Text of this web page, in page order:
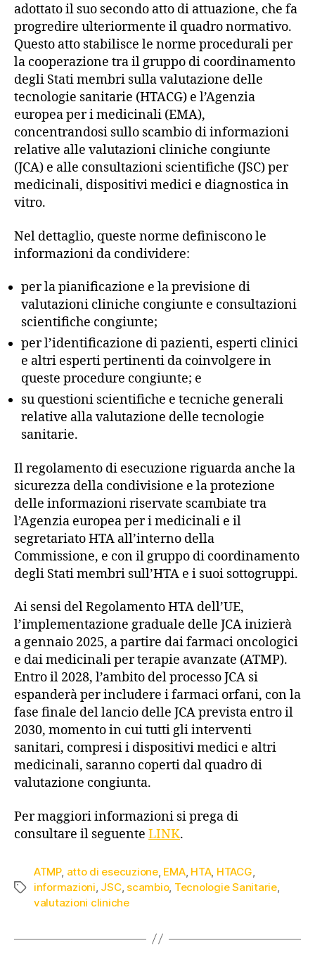
adottato il suo secondo atto di attuazione, che fa
progredire ulteriormente il quadro normativo.
Questo atto stabilisce le norme procedurali per
la cooperazione tra il gruppo di coordinamento
degli Stati membri sulla valutazione delle
tecnologie sanitarie (HTACG) e l’Agenzia
europea per i medicinali (EMA),
concentrandosi sullo scambio di informazioni
relative alle valutazioni cliniche congiunte
(JCA) e alle consultazioni scientifiche (JSC) per
medicinali, dispositivi medici e diagnostica in
vitro.
Nel dettaglio, queste norme definiscono le
informazioni da condividere:
per la pianificazione e la previsione di
valutazioni cliniche congiunte e consultazioni
scientifiche congiunte;
per l’identificazione di pazienti, esperti clinici
e altri esperti pertinenti da coinvolgere in
queste procedure congiunte; e
su questioni scientifiche e tecniche generali
relative alla valutazione delle tecnologie
sanitarie.
Il regolamento di esecuzione riguarda anche la
sicurezza della condivisione e la protezione
delle informazioni riservate scambiate tra
l’Agenzia europea per i medicinali e il
segretariato HTA all’interno della
Commissione, e con il gruppo di coordinamento
degli Stati membri sull’HTA e i suoi sottogruppi.
Ai sensi del Regolamento HTA dell’UE,
l’implementazione graduale delle JCA inizierà
a gennaio 2025, a partire dai farmaci oncologici
e dai medicinali per terapie avanzate (ATMP).
Entro il 2028, l’ambito del processo JCA si
espanderà per includere i farmaci orfani, con la
fase finale del lancio delle JCA prevista entro il
2030, momento in cui tutti gli interventi
sanitari, compresi i dispositivi medici e altri
medicinali, saranno coperti dal quadro di
valutazione congiunta.
Per maggiori informazioni si prega di
consultare il seguente LINK.
ATMP, atto di esecuzione, EMA, HTA, HTACG,
informazioni, JSC, scambio, Tecnologie Sanitarie,
valutazioni cliniche